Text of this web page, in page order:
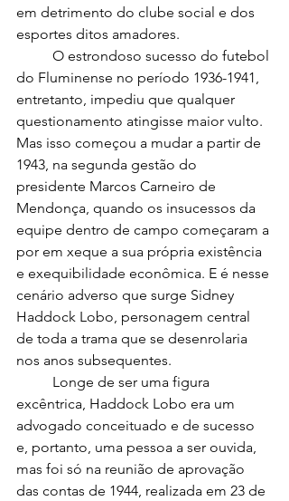
em detrimento do clube social e dos
esportes ditos amadores.
do Fluminense no período 1936-1941,
entretanto, impediu que qualquer
questionamento atingisse maior vulto.
Mas isso começou a mudar a partir de
1943, na segunda gestão do
presidente Marcos Carneiro de
Mendonça, quando os insucessos da
equipe dentro de campo começaram a
por em xeque a sua própria existência
e exequibilidade econômica. E é nesse
cenário adverso que surge Sidney
Haddock Lobo, personagem central
de toda a trama que se desenrolaria
nos anos subsequentes.
excêntrica, Haddock Lobo era um
advogado conceituado e de sucesso
e, portanto, uma pessoa a ser ouvida,
mas foi só na reunião de aprovação
das contas de 1944, realizada em 23 de